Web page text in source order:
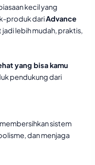
kecil yang
produk dariAdvance
jadi lebih mudah, praktis,
yang bisa kamu
pendukung dari
sistem
dan menjaga